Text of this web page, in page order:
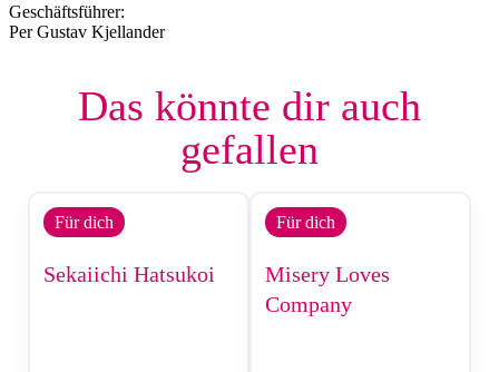
Geschäftsführer:
Per Gustav Kjellander
Das könnte dir auch
gefallen
Für dich
Sekaiichi Hatsukoi
Für dich
Misery Loves
Company